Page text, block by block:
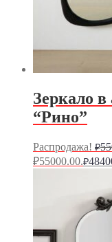
Зеркало
“Рино”
Распродажа! ₽
₽55000.00.₽